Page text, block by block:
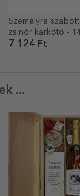
Személyre szabott
zsinór karkötő -
es gyöngy - 925-ös
7 124 Ft
...